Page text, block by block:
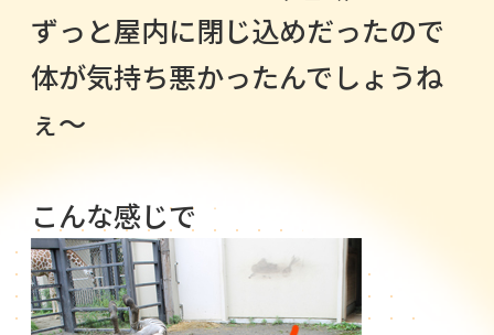
ずっと屋内に閉じ込めだったので
体が気持ち悪かったんでしょうね
ぇ～
こんな感じで